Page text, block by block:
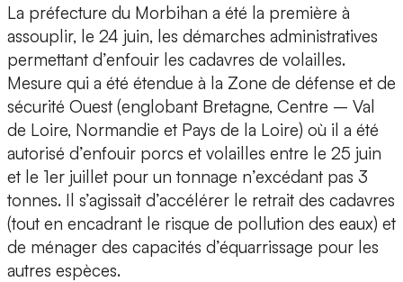
La préfecture du Morbihan a été la première à
assouplir, le 24 juin, les démarches administratives
permettant d’enfouir les cadavres de volailles.
Mesure qui a été étendue à la Zone de défense et de
sécurité Ouest (englobant Bretagne, Centre – Val
de Loire, Normandie et Pays de la Loire) où il a été
autorisé d’enfouir porcs et volailles entre le 25 juin
et le 1er juillet pour un tonnage n’excédant pas 3
tonnes. Il s’agissait d’accélérer le retrait des cadavres
(tout en encadrant le risque de pollution des eaux) et
de ménager des capacités d’équarrissage pour les
autres espèces.